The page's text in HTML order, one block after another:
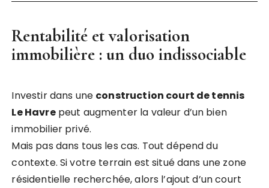
Rentabilité et valorisation
immobilière : un duo indissociable
Investir dans une construction court de tennis
Le Havrepeut augmenter la valeur d’un bien
immobilier privé.
Mais pas dans tous les cas. Tout dépend du
contexte. Si votre terrain est situé dans une zone
résidentielle recherchée, alors l’ajout d’un court